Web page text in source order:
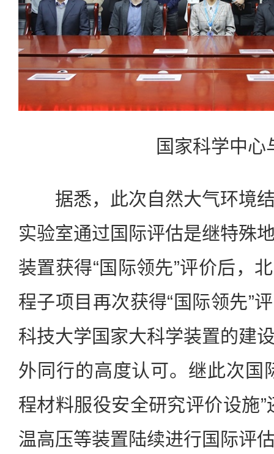
国家科学中心
据悉，此次自然大气环境结
实验室通过国际评估是继特殊
装置获得“国际领先”评价后，
程子项目再次获得“国际领先”
科技大学国家大科学装置的建
外同行的高度认可。继此次国
程材料服役安全研究评价设施
温高压等装置陆续进行国际评